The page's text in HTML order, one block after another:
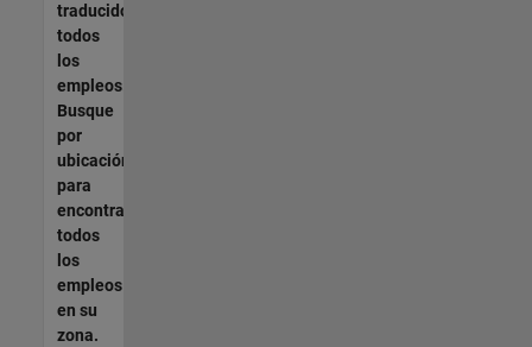
traducido
todos
los
empleos.
Busque
por
ubicación
para
encontrar
todos
los
empleos
en su
zona.